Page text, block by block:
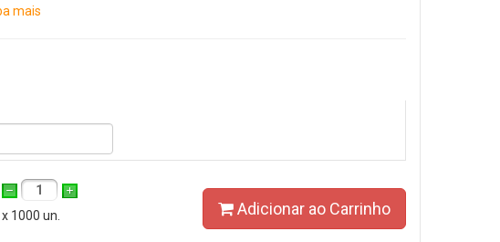
mais
1
x 1000 un.
Adicionar ao Carrinho